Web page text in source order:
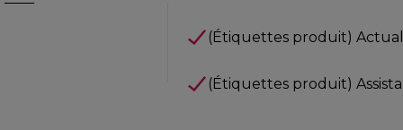
(Étiquettes produit)
(Étiquettes produit)